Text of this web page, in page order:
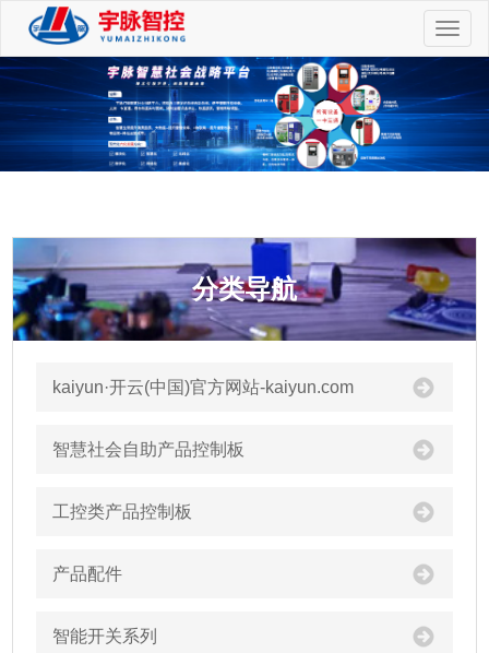
切
换
航
分类导航
kaiyun·开云(中国)官方网站-kaiyun.com
智慧社会自助产品控制板
工控类产品控制板
产品配件
智能开关系列